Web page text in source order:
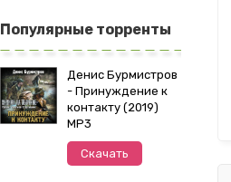
Популярные торренты
Денис Бурмистров
- Принуждение к
контакту (2019)
MP3
Скачать